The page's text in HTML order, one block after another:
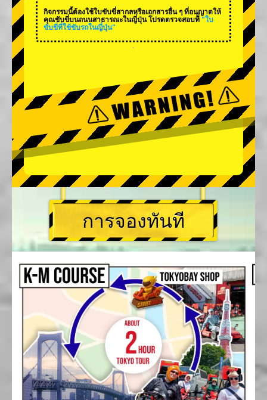
กิจกรรมนี้ต้องใช้ใบขับขี่สากลหรือเอกสารอื่น ๆ ที่อนุญาตให้
คุณขับขี่บนถนนสาธารณะในญี่ปุ่น โปรดตรวจสอบที่ "ใบ
ขับขี่ที่ใช้ขับรถในญี่ปุ่น"
การจองทันที